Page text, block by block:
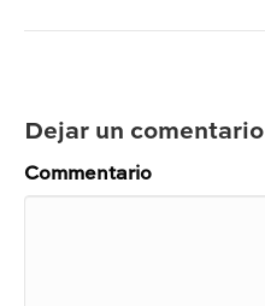
Dejar un comentario
Commentario